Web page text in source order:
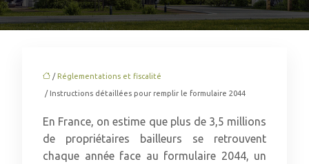
/ Réglementations et fiscalité
/ Instructions détaillées pour remplir le formulaire 2044
En France, on estime que plus de 3,5 millions
de propriétaires bailleurs se retrouvent
chaque année face au formulaire 2044, un